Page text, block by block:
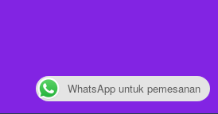
WhatsApp untuk pemesanan